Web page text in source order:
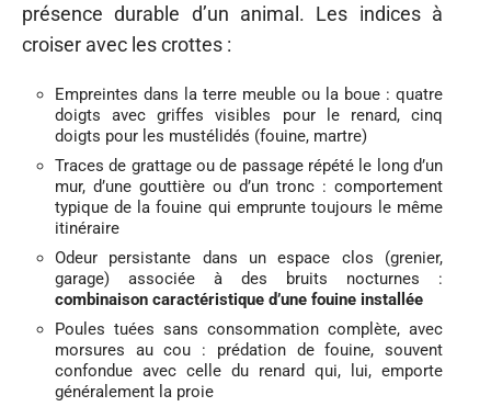
présence durable d’un animal. Les indices à
croiser avec les crottes :
Empreintes dans la terre meuble ou la boue : quatre
doigts avec griffes visibles pour le renard, cinq
doigts pour les mustélidés (fouine, martre)
Traces de grattage ou de passage répété le long d’un
mur, d’une gouttière ou d’un tronc : comportement
typique de la fouine qui emprunte toujours le même
itinéraire
Odeur persistante dans un espace clos (grenier,
garage) associée à des bruits nocturnes :
combinaison caractéristique d’une fouine installée
Poules tuées sans consommation complète, avec
morsures au cou : prédation de fouine, souvent
confondue avec celle du renard qui, lui, emporte
généralement la proie